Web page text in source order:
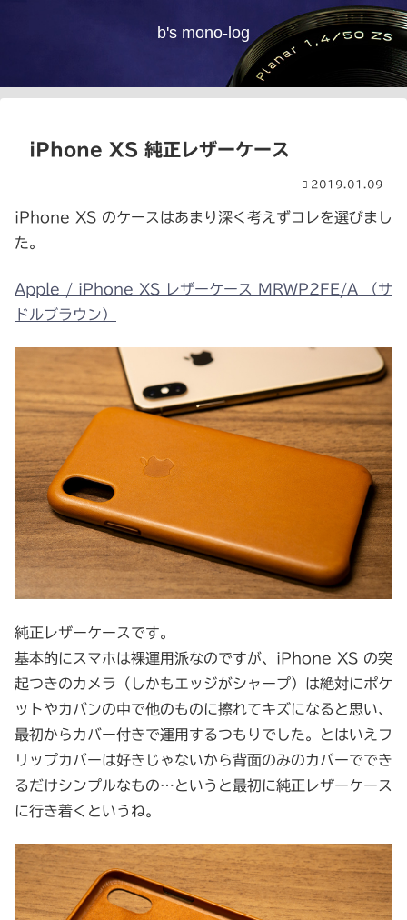
b's mono-log
iPhone XS 純正レザーケース
2019.01.09
iPhone XS のケースはあまり深く考えずコレを選びまし
た。
Apple / iPhone XS レザーケース MRWP2FE/A （サ
ドルブラウン）
純正レザーケースです。
基本的にスマホは裸運用派なのですが、iPhone XS の突
起つきのカメラ（しかもエッジがシャープ）は絶対にポケ
ットやカバンの中で他のものに擦れてキズになると思い、
最初からカバー付きで運用するつもりでした。とはいえフ
リップカバーは好きじゃないから背面のみのカバーででき
るだけシンプルなもの…というと最初に純正レザーケース
に行き着くというね。